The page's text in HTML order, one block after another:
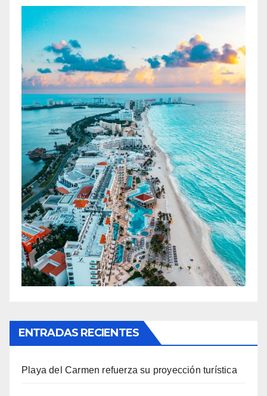
ENTRADAS RECIENTES
Playa del Carmen refuerza su proyección turística